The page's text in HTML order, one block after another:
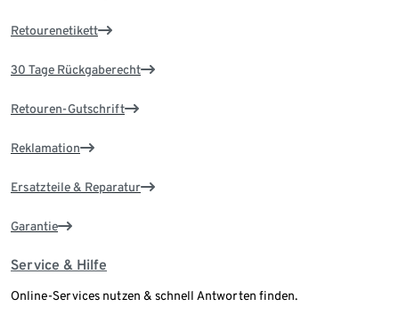
Retourenetikett
30 Tage Rückgaberecht
Retouren-Gutschrift
Reklamation
Ersatzteile & Reparatur
Garantie
Service & Hilfe
Online-Services nutzen & schnell Antworten finden.